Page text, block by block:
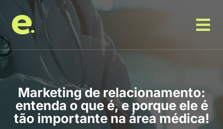
Marketing de relacionamento:
entenda o que é, e porque ele é
tão importante na área médica!